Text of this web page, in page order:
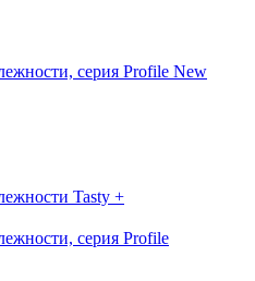
серия Profile New
Tasty +
серия Profile